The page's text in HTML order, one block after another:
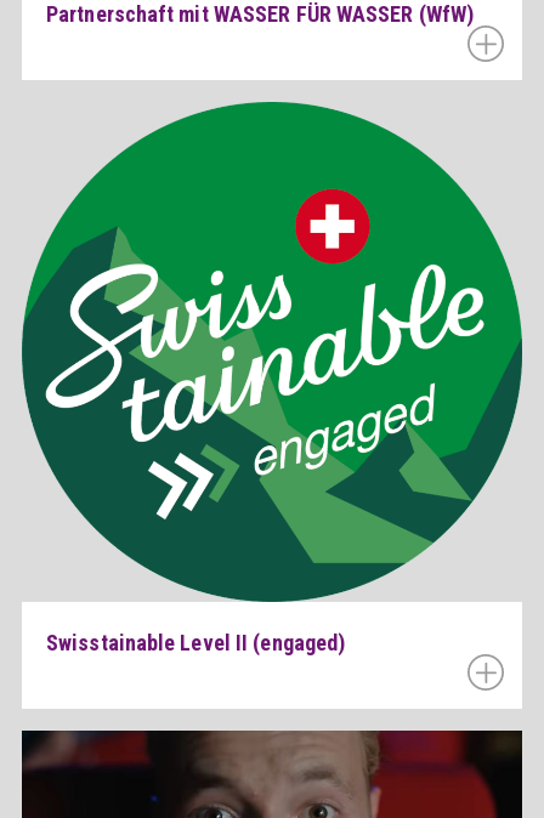
Partnerschaft mit WASSER FÜR WASSER (WfW)
Swisstainable Level II (engaged)